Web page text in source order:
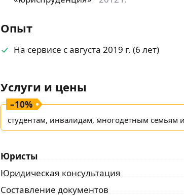
Опыт
На сервисе с августа 2019 г. (6 лет)
Услуги и цены
–10%
студентам, инвалидам, многодетным
Юристы
Юридическая консультация
Составление документов